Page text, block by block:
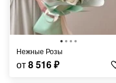
Нежные Розы
от8 516₽